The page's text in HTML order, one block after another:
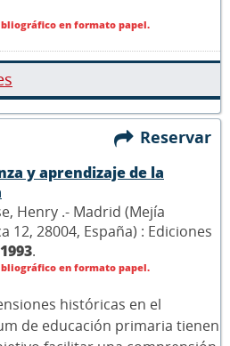
en formato papel.
Reservar
y aprendizaje de la
Henry .- Madrid (Mejía
12, 28004, España) : Ediciones
1993.
en formato papel.
históricas en el
de educación primaria tienen